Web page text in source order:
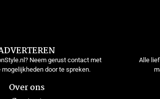
Neem gerust contact met
mogelijkheden door te spreken.
Over ons
Alle